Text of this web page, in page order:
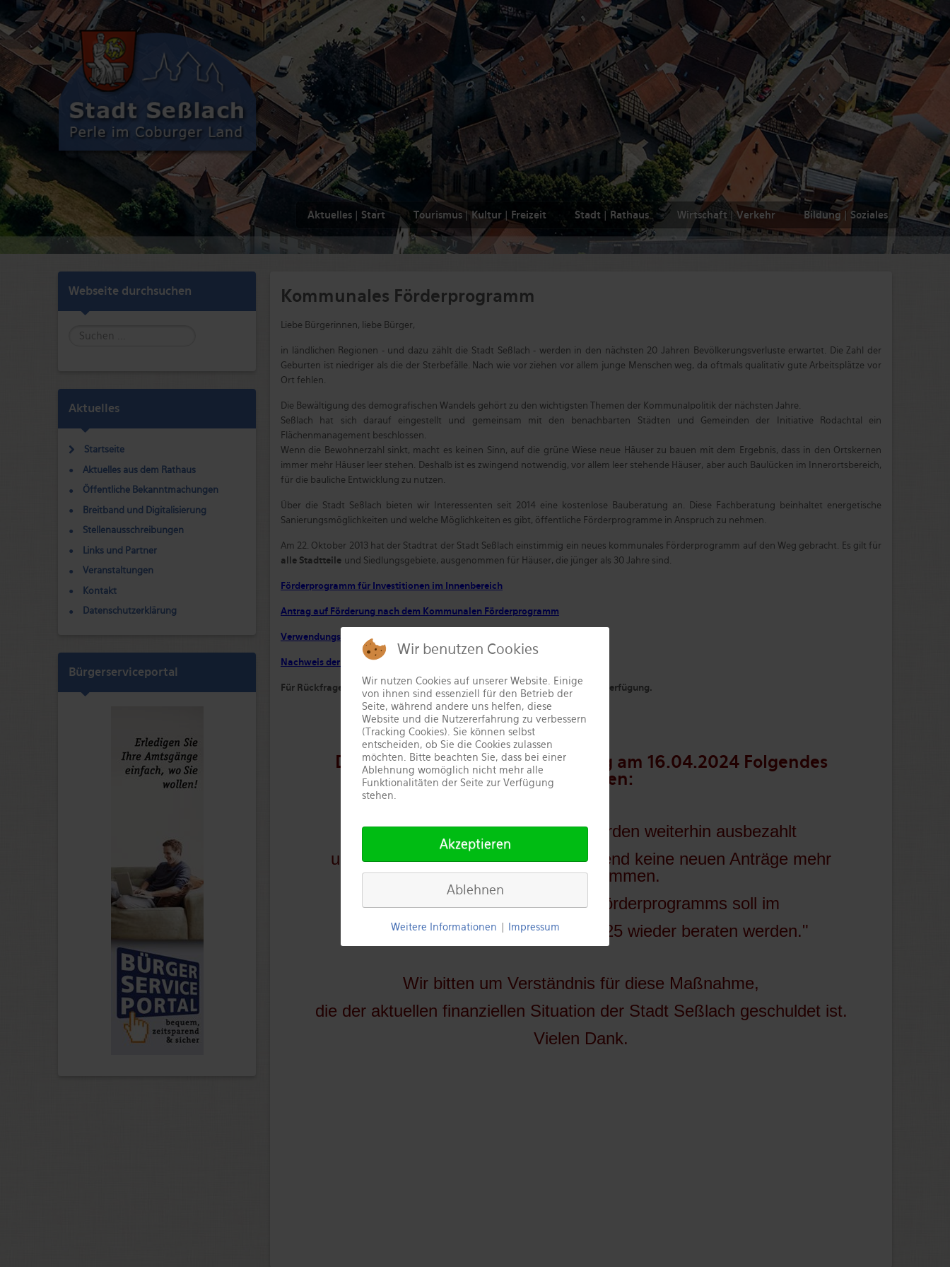
Aktuelles | Start Tourismus | Kultur | Freizeit Stadt | Rathaus Wirtschaft | Verkehr Bildung | Soziales
Kommunales Förderprogramm
Liebe Bürgerinnen, liebe Bürger,
in ländlichen Regionen - und dazu zählt die Stadt Seßlach - werden in den nächsten 20 Jahren Bevölkerungsverluste erwartet. Die Zahl der
Geburten ist niedriger als die der Sterbefälle. Nach wie vor ziehen vor allem junge Menschen weg, da oftmals qualitativ gute Arbeitsplätze vor
Ort fehlen.
Die Bewältigung des demografischen Wandels gehört zu den wichtigsten Themen der Kommunalpolitik der nächsten Jahre.
Seßlach hat sich darauf eingestellt und gemeinsam mit den benachbarten Städten und Gemeinden der Initiative Rodachtal ein
Flächenmanagement beschlossen.
Wenn die Bewohnerzahl sinkt, macht es keinen Sinn, auf die grüne Wiese neue Häuser zu bauen mit dem Ergebnis, dass in den Ortskernen
immer mehr Häuser leer stehen. Deshalb ist es zwingend notwendig, vor allem leer stehende Häuser, aber auch Baulücken im Innerortsbereich,
für die bauliche Entwicklung zu nutzen.
Über die Stadt Seßlach bieten wir Interessenten seit 2014 eine kostenlose Bauberatung an. Diese Fachberatung beinhaltet energetische
Sanierungsmöglichkeiten und welche Möglichkeiten es gibt, öffentliche Förderprogramme in Anspruch zu nehmen.
Am 22. Oktober 2013 hat der Stadtrat der Stadt Seßlach einstimmig ein neues kommunales Förderprogramm auf den Weg gebracht. Es gilt für
alle Stadtteile und Siedlungsgebiete, ausgenommen für Häuser, die jünger als 30 Jahre sind.
Förderprogramm für Investitionen im Innenbereich
Antrag auf Förderung nach dem Kommunalen Förderprogramm
Verwendungsnachwei
Nachweis der Eigenleistungen
Für Rückfragen stehen Ihnen Bernd Vogt und der Bürgermeister gerne zur Verfügung.
Der Stadtrat hat in seiner Sitzung am 16.04.2024 Folgendes
beschlossen:
"Alle bewilligten Maßnahmen werden weiterhin ausbezahlt
und ab dem 01.04.2024 vorrübergehend keine neuen Anträge mehr
entgegengenommen.
Über die Weiterführung des Förderprogramms soll im
Rahmen der Haushaltsdebatte 2025 wieder beraten werden."
Wir bitten um Verständnis für diese Maßnahme,
die der aktuellen finanziellen Situation der Stadt Seßlach geschuldet ist.
Vielen Dank.
Webseite durchsuchen
Suche
Aktuelles
Startseite
Aktuelles aus dem Rathaus
Öffentliche Bekanntmachungen
Breitband und Digitalisierung
Stellenausschreibungen
Links und Partner
Veranstaltungen
Kontakt
Datenschutzerklärung
Bürgerserviceportal
Wir benutzen Cookies
Wir nutzen Cookies auf unserer Website. Einige
von ihnen sind essenziell für den Betrieb der
Seite, während andere uns helfen, diese
Website und die Nutzererfahrung zu verbessern
(Tracking Cookies). Sie können selbst
entscheiden, ob Sie die Cookies zulassen
möchten. Bitte beachten Sie, dass bei einer
Ablehnung womöglich nicht mehr alle
Funktionalitäten der Seite zur Verfügung
stehen.
Akzeptieren
Ablehnen
Weitere Informationen | Impressum